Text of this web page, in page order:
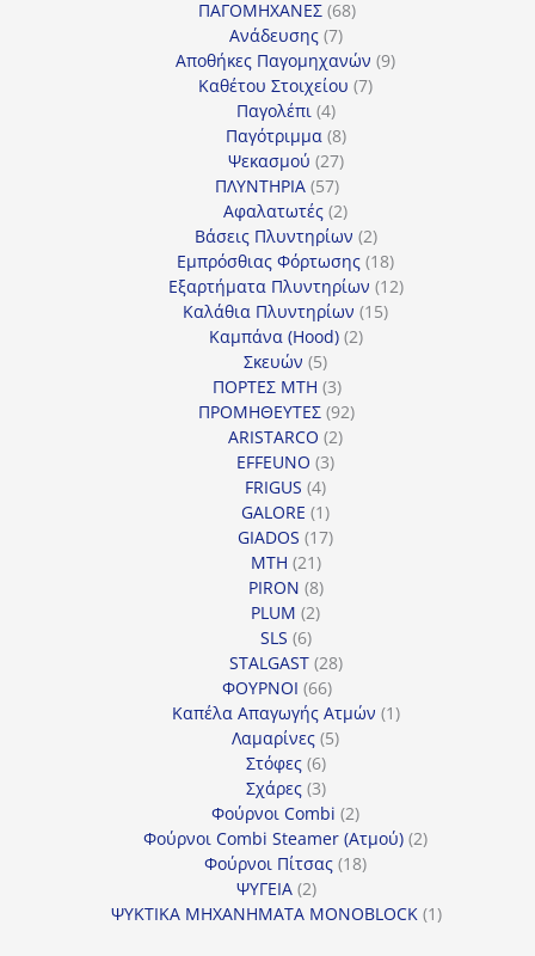
προϊόντα
ΠΑΓΟΜΗΧΑΝΕΣ 6868
Ανάδευσης 77
προϊόντα
Αποθήκες Παγομηχανών 99
Καθέτου Στοιχείου 77
Παγολέπι 44
προϊόντα
Παγότριμμα 88
προϊόντα
Ψεκασμού 2727
προϊόντα
ΠΛΥΝΤΗΡΙΑ 5757
προϊόντα
Αφαλατωτές 22
προϊόντα
Βάσεις Πλυντηρίων 22
προϊόντα
Εμπρόσθιας Φόρτωσης 1818
προϊόντα
Εξαρτήματα Πλυντηρίων 1212
Καλάθια Πλυντηρίων 1515
Καμπάνα (Hood) 22
Σκευών 55
προϊόντα
ΠΟΡΤΕΣ MTH 33
προϊόντα
ΠΡΟΜΗΘΕΥΤΕΣ 9292
ARISTARCO 22
EFFEUNO 33
FRIGUS 44
προϊόντα
GALORE 11
προϊόν
GIADOS 1717
MTH 2121
προϊόντα
PIRON 88
προϊόντα
PLUM 22
SLS 66
προϊόντα
STALGAST 2828
ΦΟΥΡΝΟΙ 6666
προϊόντα
Καπέλα Απαγωγής Ατμών 11
Λαμαρίνες 55
Στόφες 66
προϊόντα
Σχάρες 33
προϊόντα
Φούρνοι Combi 22
προϊόντα
Φούρνοι Combi Steamer (Ατμού) 22
Φούρνοι Πίτσας 1818
ΨΥΓΕΙΑ 22
προϊόντα
ΨΥΚΤΙΚΑ ΜΗΧΑΝΗΜΑΤΑ MONOBLOCK 11